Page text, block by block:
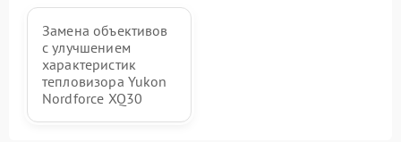
Замена объективов
с улучшением
характеристик
тепловизора Yukon
Nordforce XQ30